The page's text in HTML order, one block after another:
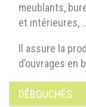
meublants,
et intérieures,
Il assure la
d’ouvrages en
DÉBOUCHÉS